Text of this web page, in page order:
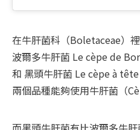
在牛肝菌科（Boletaceae）
波爾多牛肝菌 Le cèpe de
和 黑頭牛肝菌 Le cèpe à
兩個品種能夠使用牛肝菌（